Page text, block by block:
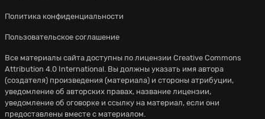
Политика конфиденциальности
Пользовательское соглашение
Все материалы сайта доступны по лицензии Creative Commons
Attribution 4.0 International. Вы должны указать имя автора
(создателя) произведения (материала) и стороны атрибуции,
уведомление об авторских правах, название лицензии,
уведомление об оговорке и ссылку на материал, если они
предоставлены вместе с материалом.